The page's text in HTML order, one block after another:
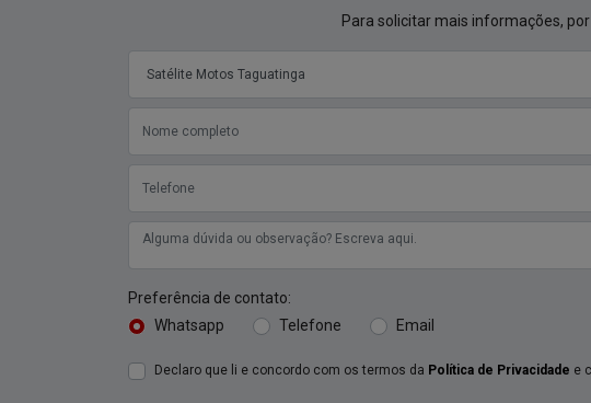
Para solicitar mais informações,
Preferência de contato:
Whatsapp
Telefone Email
Declaro que li e concordo com os termos da Política de Privacidade e